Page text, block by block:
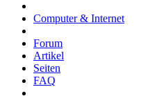
Computer & Internet
Forum
Artikel
Seiten
FAQ